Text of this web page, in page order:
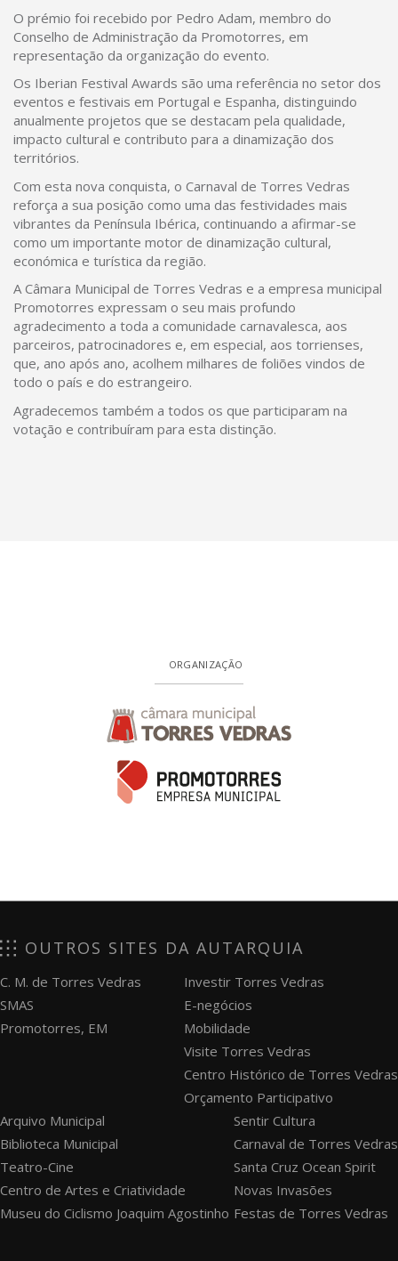
O prémio foi recebido por Pedro Adam, membro do
Conselho de Administração da Promotorres, em
representação da organização do evento.
Os Iberian Festival Awards são uma referência no setor dos
eventos e festivais em Portugal e Espanha, distinguindo
anualmente projetos que se destacam pela qualidade,
impacto cultural e contributo para a dinamização dos
territórios.
Com esta nova conquista, o Carnaval de Torres Vedras
reforça a sua posição como uma das festividades mais
vibrantes da Península Ibérica, continuando a afirmar-se
como um importante motor de dinamização cultural,
económica e turística da região.
A Câmara Municipal de Torres Vedras e a empresa municipal
Promotorres expressam o seu mais profundo
agradecimento a toda a comunidade carnavalesca, aos
parceiros, patrocinadores e, em especial, aos torrienses,
que, ano após ano, acolhem milhares de foliões vindos de
todo o país e do estrangeiro.
Agradecemos também a todos os que participaram na
votação e contribuíram para esta distinção.
ORGANIZAÇÃO
OUTROS SITES DA AUTARQUIA
C. M. de Torres Vedras
SMAS
Promotorres, EM
Investir Torres Vedras
E-negócios
Mobilidade
Visite Torres Vedras
Centro Histórico de Torres Vedras
Orçamento Participativo
Arquivo Municipal
Biblioteca Municipal
Teatro-Cine
Centro de Artes e Criatividade
Museu do Ciclismo Joaquim Agostinho
Sentir Cultura
Carnaval de Torres Vedras
Santa Cruz Ocean Spirit
Novas Invasões
Festas de Torres Vedras